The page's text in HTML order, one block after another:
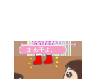
まる子よもやま話